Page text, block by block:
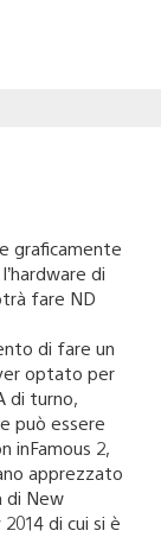
graficamente
di
fare ND
di fare un
optato per
di turno,
può essere
inFamous 2,
apprezzato
di New
di cui si è